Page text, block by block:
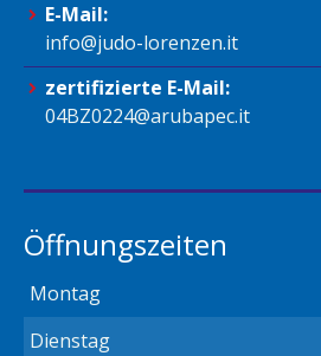
E-Mail:
info@judo-lorenzen.it
zertifizierte E-Mail:
04BZ0224@arubapec.it
Öffnungszeiten
Montag
Dienstag